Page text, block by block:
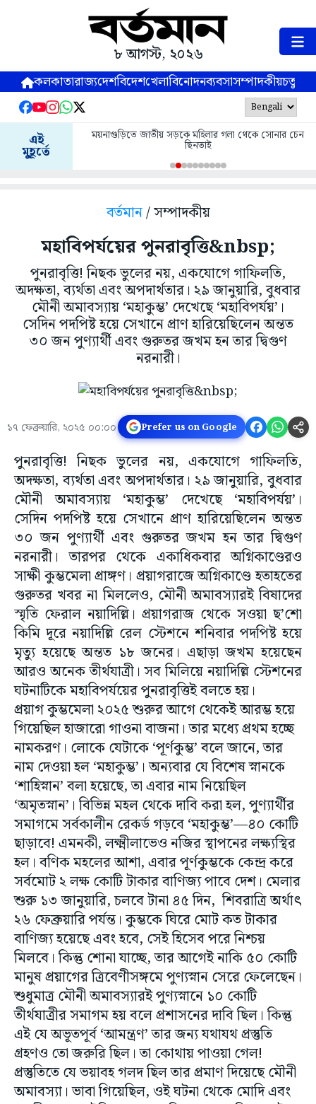
৮ আগস্ট, ২০২৬
কলকাতারাজ্যদেশবিদেশখেলাবিনোদনব্যবসাসম্পাদকীয়
এই
মুহূর্তে
ময়নাগুড়িতে জাতীয় সড়কে মহিলার গলা থেকে সোনার চেন
ছিনতাই
বর্তমান/ সম্পাদকীয়
মহাবিপর্যয়ের পুনরাবৃত্তি&nbsp;
পুনরাবৃত্তি! নিছক ভুলের নয়, একযোগে গাফিলতি,
অদক্ষতা, ব্যর্থতা এবং অপদার্থতার। ২৯ জানুয়ারি, বুধবার
মৌনী অমাবস্যায় ‘মহাকুম্ভ’ দেখেছে ‘মহাবিপর্যয়’।
সেদিন পদপিষ্ট হয়ে সেখানে প্রাণ হারিয়েছিলেন অন্তত
৩০ জন পুণ্যার্থী এবং গুরুতর জখম হন তার দ্বিগুণ
নরনারী।
১৭ ফেব্রুয়ারি, ২০২৫ ০০:০০ Prefer us on Google
পুনরাবৃত্তি! নিছক ভুলের নয়, একযোগে গাফিলতি,
অদক্ষতা, ব্যর্থতা এবং অপদার্থতার। ২৯ জানুয়ারি, বুধবার
মৌনী অমাবস্যায় ‘মহাকুম্ভ’ দেখেছে ‘মহাবিপর্যয়’।
সেদিন পদপিষ্ট হয়ে সেখানে প্রাণ হারিয়েছিলেন অন্তত
৩০ জন পুণ্যার্থী এবং গুরুতর জখম হন তার দ্বিগুণ
নরনারী। তারপর থেকে একাধিকবার অগ্নিকাণ্ডেরও
সাক্ষী কুম্ভমেলা প্রাঙ্গণ। প্রয়াগরাজে অগ্নিকাণ্ডে হতাহতের
গুরুতর খবর না মিললেও, মৌনী অমাবস্যারই বিষাদের
স্মৃতি ফেরাল নয়াদিল্লি। প্রয়াগরাজ থেকে সওয়া ছ’শো
কিমি দূরে নয়াদিল্লি রেল স্টেশনে শনিবার পদপিষ্ট হয়ে
মৃত্যু হয়েছে অন্তত ১৮ জনের। এছাড়া জখম হয়েছেন
আরও অনেক তীর্থযাত্রী। সব মিলিয়ে নয়াদিল্লি স্টেশনের
ঘটনাটিকে মহাবিপর্যয়ের পুনরাবৃত্তিই বলতে হয়।
প্রয়াগ কুম্ভমেলা ২০২৫ শুরুর আগে থেকেই আরম্ভ হয়ে
গিয়েছিল হাজারো গাওনা বাজনা। তার মধ্যে প্রথম হচ্ছে
নামকরণ। লোকে যেটাকে ‘পূর্ণকুম্ভ’ বলে জানে, তার
নাম দেওয়া হল ‘মহাকুম্ভ’। অন্যবার যে বিশেষ স্নানকে
‘শাহিস্নান’ বলা হয়েছে, তা এবার নাম নিয়েছিল
‘অমৃতস্নান’। বিভিন্ন মহল থেকে দাবি করা হল, পুণ্যার্থীর
সমাগমে সর্বকালীন রেকর্ড গড়বে ‘মহাকুম্ভ’—৪০ কোটি
ছাড়াবে! এমনকী, লক্ষ্মীলাভেও নজির স্থাপনের লক্ষ্যস্থির
হল। বণিক মহলের আশা, এবার পূর্ণকুম্ভকে কেন্দ্র করে
সর্বমোট ২ লক্ষ কোটি টাকার বাণিজ্য পাবে দেশ। মেলার
শুরু ১৩ জানুয়ারি, চলবে টানা ৪৫ দিন, শিবরাত্রি অর্থাৎ
২৬ ফেব্রুয়ারি পর্যন্ত। কুম্ভকে ঘিরে মোট কত টাকার
বাণিজ্য হয়েছে এবং হবে, সেই হিসেব পরে নিশ্চয়
মিলবে। কিন্তু শোনা যাচ্ছে, তার আগেই নাকি ৫০ কোটি
মানুষ প্রয়াগের ত্রিবেণীসঙ্গমে পুণ্যস্নান সেরে ফেলেছেন।
শুধুমাত্র মৌনী অমাবস্যারই পুণ্যস্নানে ১০ কোটি
তীর্থযাত্রীর সমাগম হয় বলে প্রশাসনের দাবি ছিল। কিন্তু
এই যে অভূতপূর্ব ‘আমন্ত্রণ’ তার জন্য যথাযথ প্রস্তুতি
গ্রহণও তো জরুরি ছিল। তা কোথায় পাওয়া গেল!
প্রস্তুতিতে যে ভয়াবহ গলদ ছিল তার প্রমাণ দিয়েছে মৌনী
অমাবস্যা। ভাবা গিয়েছিল, ওই ঘটনা থেকে মোদি এবং